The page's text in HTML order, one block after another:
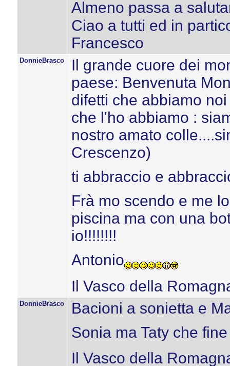
Almeno passa a
Ciao a tutti ed in
Francesco
DonnieBrasco
Il grande cuore dei
paese: Benvenuta
difetti che abbiamo
che l'ho abbiamo :
nostro amato
Crescenzo)
ti abbraccio e
Frà mo scendo e me
piscina ma con una
io!!!!!!!!
Antonio
Il Vasco della
DonnieBrasco
Bacioni a sonietta e
Sonia ma Taty che
Il Vasco della